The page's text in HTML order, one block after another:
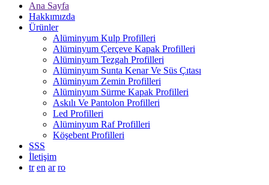
Ana Sayfa
Hakkımızda
Ürünler
Alüminyum Kulp Profilleri
Alüminyum Çerçeve Kаpаk Profilleri
Alüminyum Tezgah Profilleri
Alüminyum Sunta Kenar Ve Süs Çıtası
Alüminyum Zemin Profilleri
Alüminyum Sürme Kapak Profilleri
Askılı Ve Pantolon Profilleri
Led Profilleri
Alüminyum Raf Profilleri
Köşebent Profilleri
SSS
İletişim
tr en ar ro